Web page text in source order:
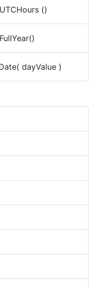
()
dayValue )